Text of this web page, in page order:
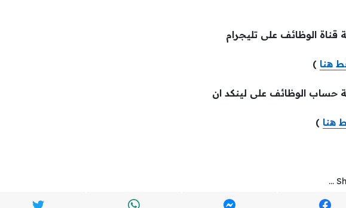
قناة الوظائف على تليجرام
هنا )
حساب الوظائف على لينكد ان
هنا )